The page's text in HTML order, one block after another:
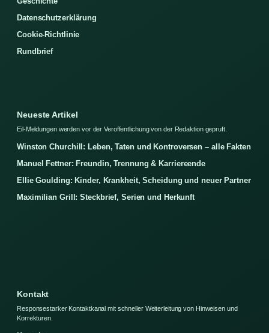
Datenschutzerklärung
Cookie-Richtlinie
Rundbrief
Neueste Artikel
Eil-Meldungen werden vor der Veroffentlichung von der Redaktion gepruft.
Winston Churchill: Leben, Taten und Kontroversen – alle Fakten
Manuel Fettner: Freundin, Trennung & Karriereende
Ellie Goulding: Kinder, Krankheit, Scheidung und neuer Partner
Maximilian Grill: Steckbrief, Serien und Herkunft
Kontakt
Responsestarker Kontaktkanal mit schneller Weiterleitung von Hinweisen und
Korrekturen.